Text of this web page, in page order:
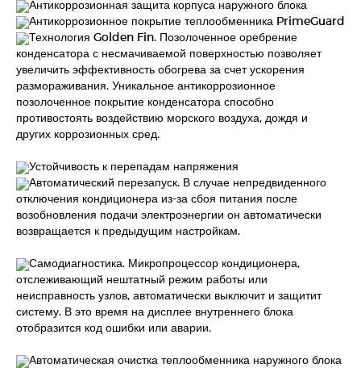
Антикоррозионная защита корпуса наружного блока
Антикоррозионное покрытие теплообменника PrimeGuard
Технология Golden Fin. Позолоченное оребрение
конденсатора с несмачиваемой поверхностью позволяет
увеличить эффективность обогрева за счет ускорения
размораживания. Уникальное антикоррозионное
позолоченное покрытие конденсатора способно
противостоять воздействию морского воздуха, дождя и
других коррозионных сред.
Устойчивость к перепадам напряжения
Автоматический перезапуск. В случае непредвиденного
отключения кондиционера из-за сбоя питания после
возобновления подачи электроэнергии он автоматически
возвращается к предыдущим настройкам.
Самодиагностика. Микропроцессор кондиционера,
отслеживающий нештатный режим работы или
неисправность узлов, автоматически выключит и защитит
систему. В это время на дисплее внутреннего блока
отобразится код ошибки или аварии.
Автоматическая очистка теплообменника наружного блока